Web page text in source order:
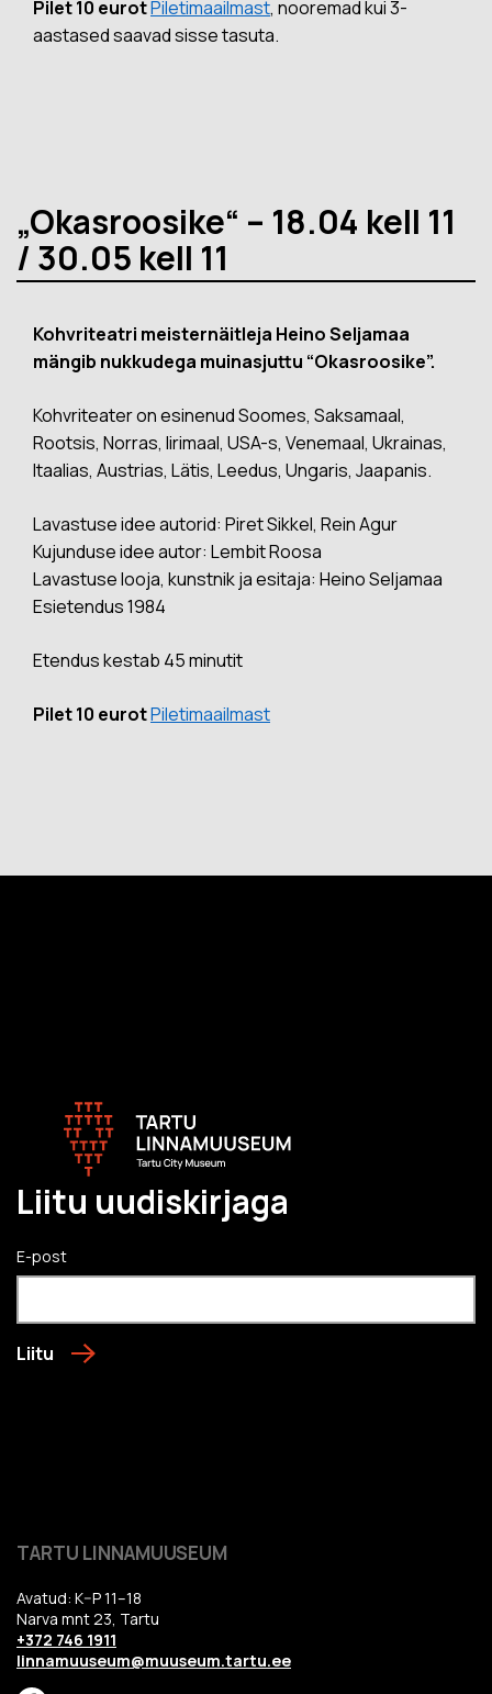
Pilet 10 eurotPiletimaailmast, nooremad kui 3-
aastased saavad sisse tasuta.
„Okasroosike“ – 18.04 kell 11
/ 30.05 kell 11
Kohvriteatri meisternäitleja Heino Seljamaa
mängib nukkudega muinasjuttu “Okasroosike”.
Kohvriteater on esinenud Soomes, Saksamaal,
Rootsis, Norras, Iirimaal, USA-s, Venemaal, Ukrainas,
Itaalias, Austrias, Lätis, Leedus, Ungaris, Jaapanis.
Lavastuse idee autorid: Piret Sikkel, Rein Agur
Kujunduse idee autor: Lembit Roosa
Lavastuse looja, kunstnik ja esitaja: Heino Seljamaa
Esietendus 1984
Etendus kestab 45 minutit
Pilet 10 eurotPiletimaailmast
Liitu uudiskirjaga
E-post
Liitu
TARTU LINNAMUUSEUM
Avatud: K–P 11–18
Narva mnt 23, Tartu
+372 746 1911
linnamuuseum@muuseum.tartu.ee